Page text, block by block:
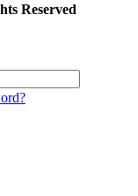
Reserved